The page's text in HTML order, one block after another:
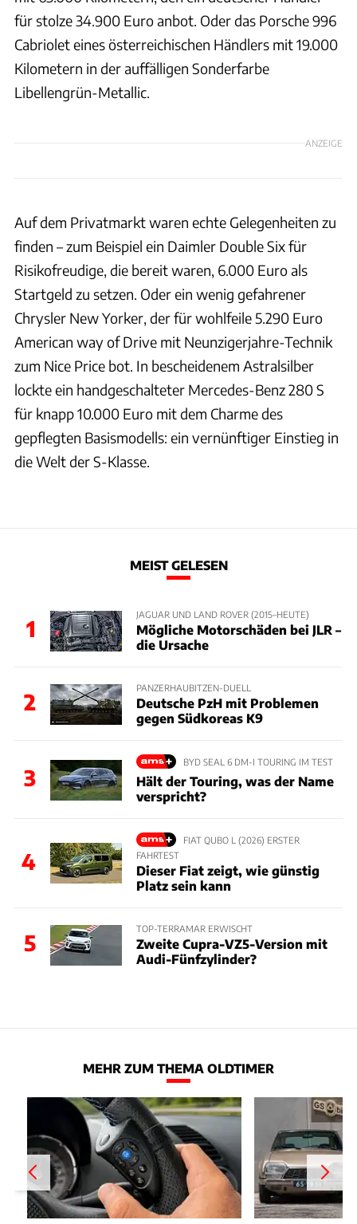
für stolze 34.900 Euro anbot. Oder das Porsche 996
Cabriolet eines österreichischen Händlers mit 19.000
Kilometern in der auffälligen Sonderfarbe
Libellengrün-Metallic.
ANZEIGE
Auf dem Privatmarkt waren echte Gelegenheiten zu
finden – zum Beispiel ein Daimler Double Six für
Risikofreudige, die bereit waren, 6.000 Euro als
Startgeld zu setzen. Oder ein wenig gefahrener
Chrysler New Yorker, der für wohlfeile 5.290 Euro
American way of Drive mit Neunzigerjahre-Technik
zum Nice Price bot. In bescheidenem Astralsilber
lockte ein handgeschalteter Mercedes-Benz 280 S
für knapp 10.000 Euro mit dem Charme des
gepflegten Basismodells: ein vernünftiger Einstieg in
die Welt der S-Klasse.
MEIST GELESEN
1
JAGUAR UND LAND ROVER (2015–HEUTE)
Mögliche Motorschäden bei JLR –
die Ursache
2
PANZERHAUBITZEN-DUELL
Deutsche PzH mit Problemen
gegen Südkoreas K9
3
BYD SEAL 6 DM-I TOURING IM TEST
Hält der Touring, was der Name
verspricht?
4
FIAT QUBO L (2026) ERSTER
FAHRTEST
Dieser Fiat zeigt, wie günstig
Platz sein kann
5
TOP-TERRAMAR ERWISCHT
Zweite Cupra-VZ5-Version mit
Audi-Fünfzylinder?
MEHR ZUM THEMA OLDTIMER